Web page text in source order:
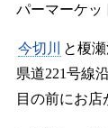
パーマーケッ
今切川
と榎
県道221号線
目の前にお店